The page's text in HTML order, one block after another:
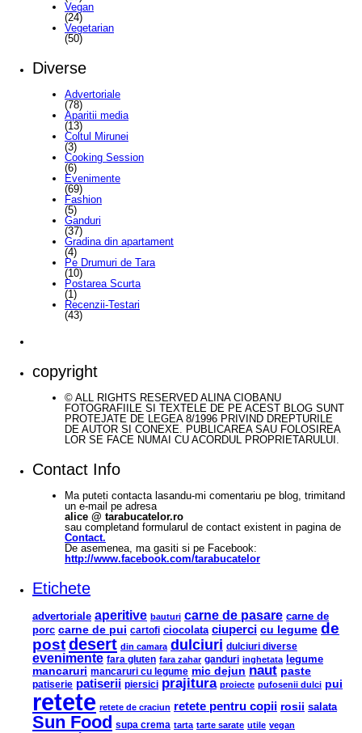
Vegan
(24)
Vegetarian
(50)
Diverse
Advertoriale
(78)
Aparitii media
(13)
Coltul Mirunei
(3)
Cooking Session
(6)
Evenimente
(69)
Fashion
(5)
Ganduri
(37)
Gradina din apartament
(4)
Pe Drumuri de Tara
(10)
Postarea Scurta
(1)
Recenzii-Testari
(43)
copyright
© ALL RIGHTS RESERVED ALINA CIOBANU
FOTOGRAFIILE SI TEXTELE DE PE ACEST BLOG SUNT
PROTEJATE DE LEGEA 8/1996 PRIVIND DREPTURILE
DE AUTOR SI CONEXE. PUBLICAREA SAU FOLOSIREA
LOR SE FACE NUMAI CU ACORDUL PROPRIETARULUI.
Contact Info
Ma puteti contacta lasandu-mi comentariu pe blog, trimitand
un e-mail pe adresa
alice @ tarabucatelor.ro
sau completand formularul de contact existent in pagina de
Contact.
De asemenea, ma gasiti si pe Facebook:
http://www.facebook.com/tarabucatelor
Etichete
advertoriale aperitive bauturi carne de pasare carne de
porc carne de pui cartofi ciocolata ciuperci cu legume de
postdesert din camara dulciuri dulciuri diverse
evenimente fara gluten fara zahar ganduri inghetata legume
mancaruri mancaruri cu legume mic dejun naut paste
patiserie patiserii piersici prajitura proiecte pufosenii dulci pui
retete retete de craciun retete pentru copii rosii salata
Sun Food supa crema tarta tarte sarate utile vegan